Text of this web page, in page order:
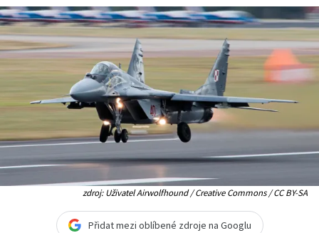
zdroj: Uživatel Airwolfhound / Creative Commons / CC BY-SA
Přidat mezi oblíbené zdroje na Googlu